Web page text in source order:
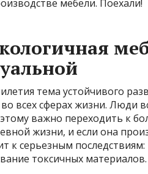
мебели. Поехали!
тема устойчивого
всех сферах жизни. Люди
важно переходить к
жизни, и если она
к серьезным
токсичных материалов.